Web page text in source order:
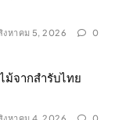
งหาคม 5, 2026 0
ม้จากสำรับไทย